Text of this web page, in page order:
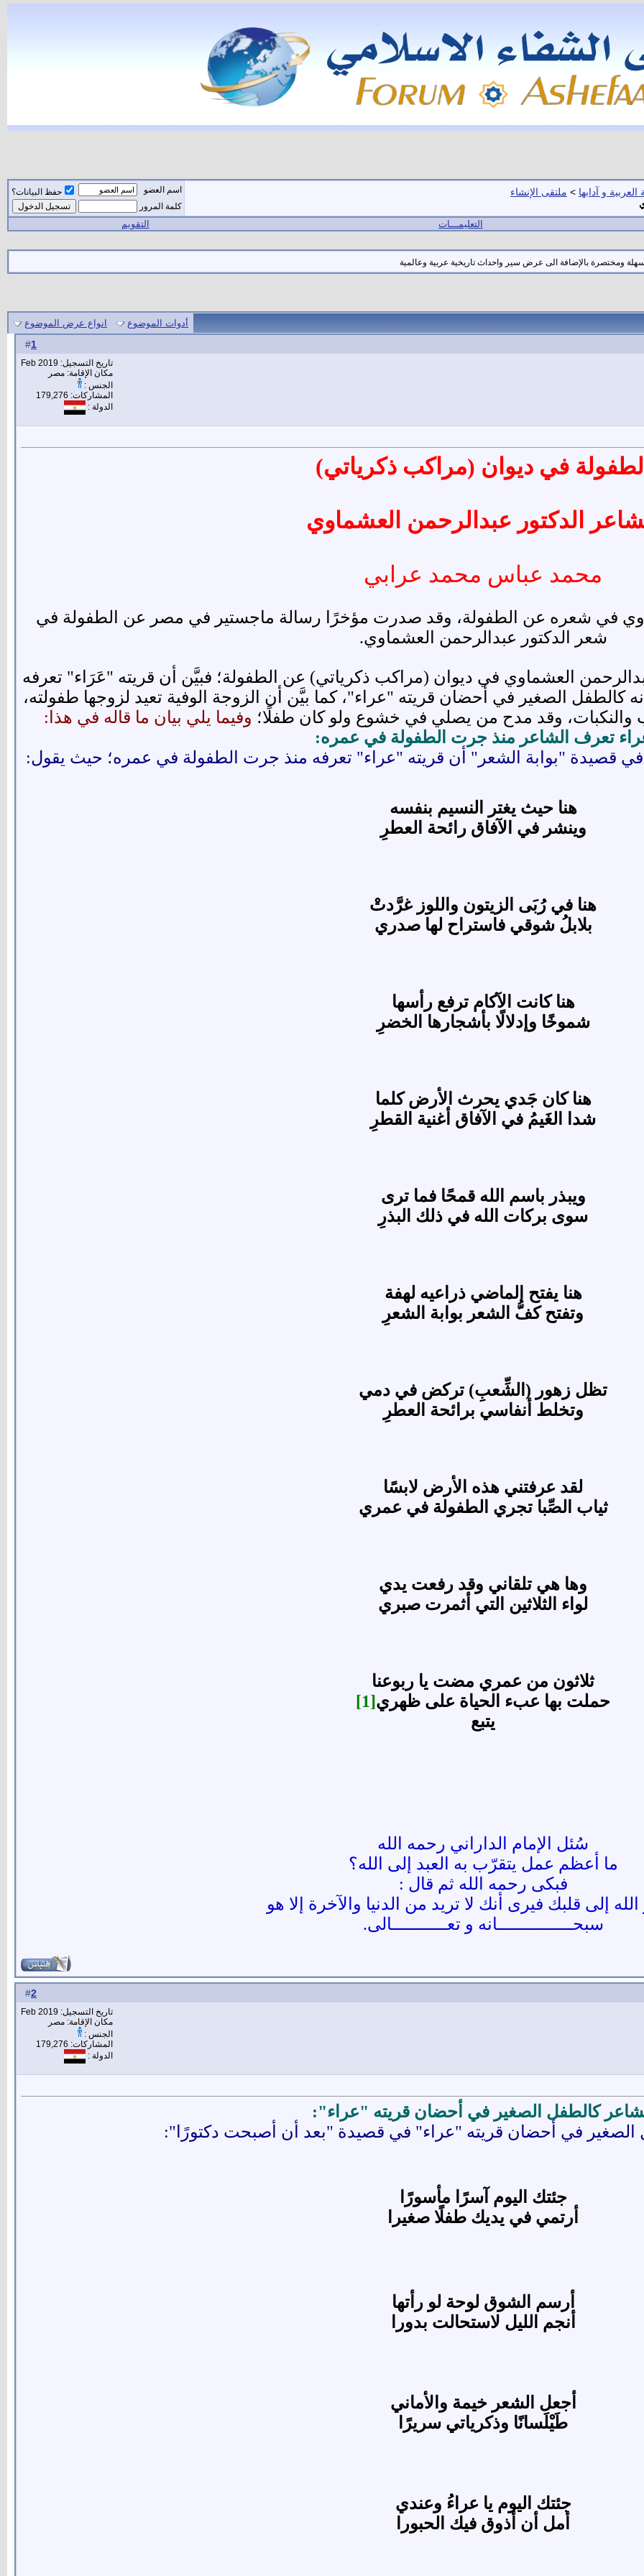
و آدابها > ملتقى الإنشاء اسم العضو
حفظ البيانات؟
كلمة المرور
التعليمـــات التقويم
ومختصرة بالإضافة الى عرض سير واحداث تاريخية عربية وعالمية
أدوات الموضوع انواع عرض الموضوع
1
تاريخ التسجيل: Feb 2019
مكان الإقامة: مصر
الجنس :
المشاركات: 179,276
الدولة :
الطفولة في ديوان (مراكب ذكرياتي)
الدكتور عبدالرحمن العشماوي
محمد عباس محمد عرابي
في شعره عن الطفولة، وقد صدرت مؤخرًا رسالة ماجستير في مصر عن الطفولة في
شعر الدكتور عبدالرحمن العشماوي.
العشماوي في ديوان (مراكب ذكرياتي) عن الطفولة؛ فبيَّن أن قريته "عَرَاء" تعرفه
الصغير في أحضان قريته "عراء"، كما بيَّن أن الزوجة الوفية تعيد لزوجها طفولته،
وقد مدح من يصلي في خشوع ولو كان طفلًا؛ وفيما يلي بيان ما قاله في هذا:
تعرف الشاعر منذ جرت الطفولة في عمره:
في قصيدة "بوابة الشعر" أن قريته "عراء" تعرفه منذ جرت الطفولة في عمره؛ حيث يقول:
هنا حيث يغتر النسيم بنفسه
وينشر في الآفاق رائحة العطرِ
هنا في رُبَى الزيتون واللوز غرَّدتْ
بلابلُ شوقي فاستراح لها صدري
هنا كانت الآكام ترفع رأسها
شموخًا وإدلالًا بأشجارها الخضرِ
هنا كان جَدي يحرث الأرض كلما
شدا الغَيمُ في الآفاق أغنية القطرِ
ويبذر باسم الله قمحًا فما ترى
سوى بركات الله في ذلك البذرِ
هنا يفتح الماضي ذراعيه لهفة
وتفتح كفُّ الشعر بوابة الشعرِ
تظل زهور (الشِّعبِ) تركض في دمي
وتخلط أنفاسي برائحة العطرِ
لقد عرفتني هذه الأرض لابسًا
ثياب الصِّبا تجري الطفولة في عمري
وها هي تلقاني وقد رفعت يدي
لواء الثلاثين التي أثمرت صبري
ثلاثون من عمري مضت يا ربوعنا
حملت بها عبء الحياة على ظهري[1]
يتبع
سُئل الإمام الداراني رحمه الله
ما أعظم عمل يتقرّب به العبد إلى الله؟
فبكى رحمه الله ثم قال :
إلى قلبك فيرى أنك لا تريد من الدنيا والآخرة إلا هو
سبحـــــــــــــــانه و تعـــــــــــالى.
2
تاريخ التسجيل: Feb 2019
مكان الإقامة: مصر
الجنس :
المشاركات: 179,276
الدولة :
كالطفل الصغير في أحضان قريته "عراء":
الصغير في أحضان قريته "عراء" في قصيدة "بعد أن أصبحت دكتورًا":
جئتك اليوم آسرًا مأسورًا
أرتمي في يديك طفلًا صغيرا
أرسم الشوق لوحة لو رأتها
أنجم الليل لاستحالت بدورا
أجعل الشعر خيمة والأماني
طَيْلَسانًا وذكرياتي سريرًا
جئتك اليوم يا عراءُ وعندي
أمل أن أذوق فيك الحبورا